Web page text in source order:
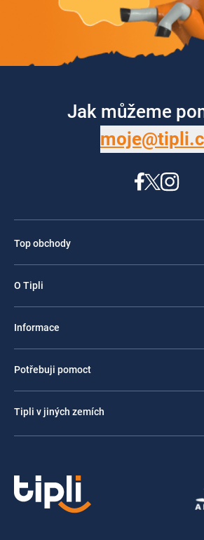
Jak můžeme
Top obchody
O Tipli
Informace
Potřebuji pomoct
Tipli v jiných zemích